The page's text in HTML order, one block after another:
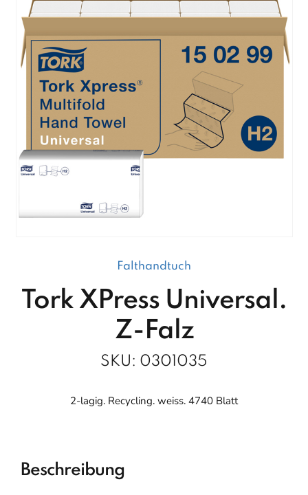
Falthandtuch
Tork XPress Universal.
Z-Falz
SKU: 0301035
2-lagig. Recycling. weiss. 4740 Blatt
Beschreibung